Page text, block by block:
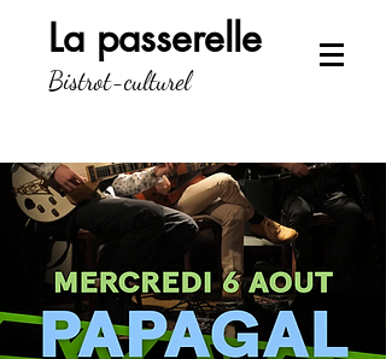
La passerelle
Bistrot-culturel